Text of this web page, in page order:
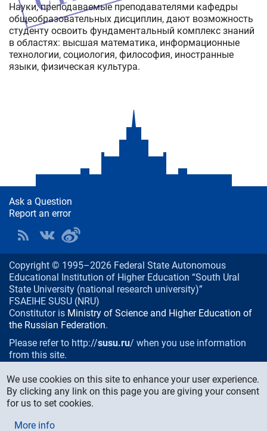
Науки, преподаваемые преподавателями кафедры
общеобразовательных дисциплин, дают возможность
студенту освоить фундаментальный комплекс знаний
в областях: высшая математика, информационные
технологии, социология, философия, иностранные
языки, физическая культура.
Ask a Question
Report an error
Copyright © 1995–2026 Federal State Autonomous
Educational Institution of Higher Education “South Ural
State University (national research university)”
FSAEIHE SUSU (NRU)
Constitutor is Ministry of Science and Higher Education of
the Russian Federation.
Please refer to http://susu.ru/ when you use information
from this site.
76, Lenin prospekt, Chelyabinsk, Russia, 454080
Phone/fax:+7 (351) 267-99-00
E-mail:info@susu.ru
press@susu.ru
We use cookies on this site to enhance your user experience.
By clicking any link on this page you are giving your consent
for us to set cookies.
More info